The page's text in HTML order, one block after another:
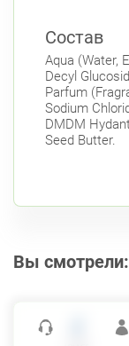
Состав
Aqua (Water,
Decyl
Parfum
Sodium
DMDM
Seed Butter.
Вы смотрели: